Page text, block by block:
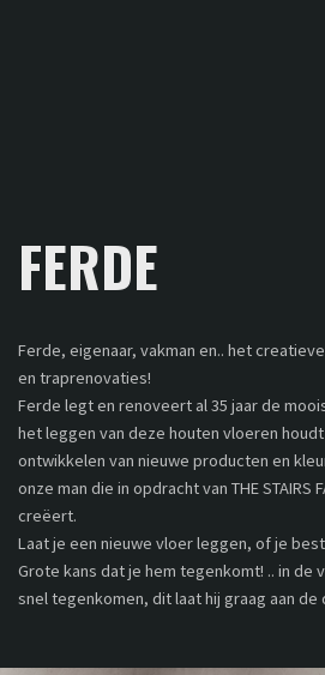
FERDE
Ferde, eigenaar, vakman en.. het
en traprenovaties!
Ferde legt en renoveert al 35 jaar de
het leggen van deze houten vloeren
ontwikkelen van nieuwe producten en
onze man die in opdracht van THE STAIRS
creëert.
Laat je een nieuwe vloer leggen, of je
Grote kans dat je hem tegenkomt! .. in de
snel tegenkomen, dit laat hij graag aan de